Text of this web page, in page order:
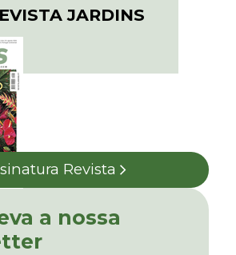
JARDINS
Revista
a nossa